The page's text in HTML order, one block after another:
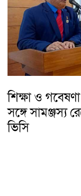
শিক্ষা ও
সঙ্গে সামঞ্জস্য
ভিসি